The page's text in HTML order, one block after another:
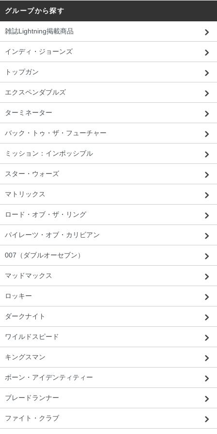
埼玉県 J・U様 「気持ち良くショッピン
グできました。（商品を）飾ってます。」
グループから探す
雑誌Lightning掲載商品
インディ・ジョーンズ
トップガン
エクスペンダブルズ
ターミネーター
バック・トゥ・ザ・フューチャー
ミッション：インポッシブル
スター・ウォーズ
マトリックス
ロード・オブ・ザ・リング
パイレーツ・オブ・カリビアン
007（ダブルオーセブン）
マッドマックス
ロッキー
ダークナイト
ワイルドスピード
キングスマン
ボーン・アイデンティティー
ブレードランナー
ファイト・クラブ